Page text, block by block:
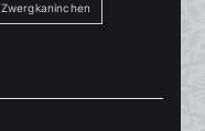
Zwergkaninchen